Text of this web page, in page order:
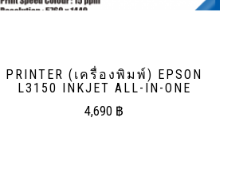
PRINTER (เครื่องพิมพ์) EPSON
L3150 INKJET ALL-IN-ONE
4,690 ฿